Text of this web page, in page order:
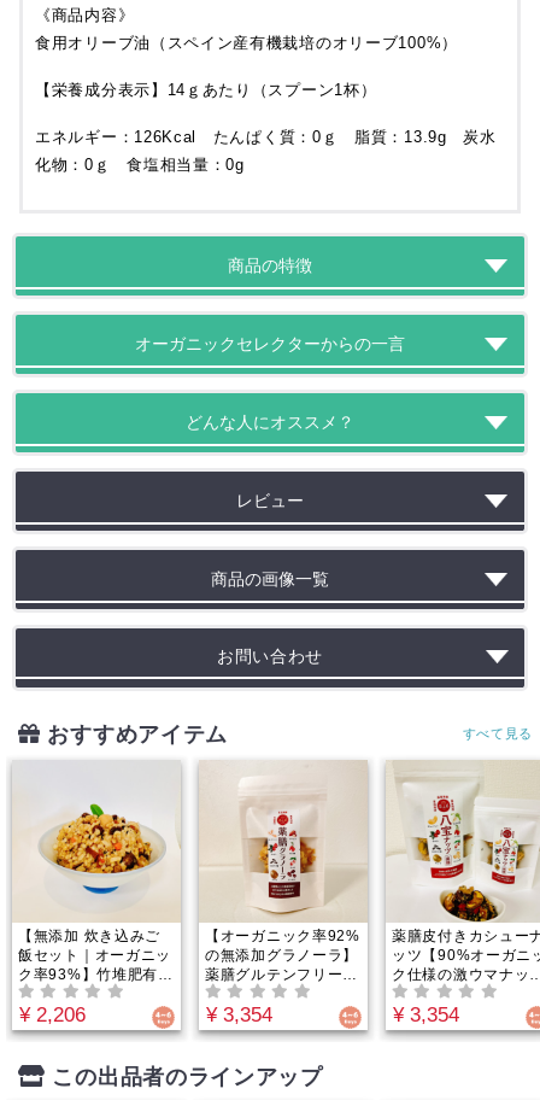
《商品内容》
食用オリーブ油（スペイン産有機栽培のオリーブ100%）
【栄養成分表示】14ｇあたり（スプーン1杯）
エネルギー：126Kcal たんぱく質：0ｇ 脂質：13.9g 炭水
化物：0ｇ 食塩相当量：0g
商品の特徴
オーガニックセレクターからの一言
どんな人にオススメ？
レビュー
商品の画像一覧
お問い合わせ
おすすめアイテム すべて見る
【無添加 炊き込みご
飯セット｜オーガニッ
ク率93%】竹堆肥有機
栽培米と24種和漢の極
み養生炊き込み御膳キ
ット｜最高のご褒美御
水嶺米と中医薬膳師厳
選の和漢素材が融合。
¥ 2,206
【オーガニック率92%
の無添加グラノーラ】
薬膳グルテンフリーグ
ラノーラ｜罪悪感のな
いプチ朝食に。お口で
ほろほろ解ける贅沢な
使用・羅漢果の優しい
甘みで罪悪感ゼロ！
¥ 3,354
薬膳皮付きカシュー
ッツ【90%オーガニ
ク仕様の激ウマナッ
ツ】毎日一粒で心身
調える！白砂糖不使
用・羅漢果と甜菜糖
¥ 3,354
この出品者のラインアップ
表示価格からさらに
20% OFF
20％OFFクーポン
21:20:17:7
20％OFFクーポン
ログインして獲得
利用規約・注意事項
※この画面を間違えて閉じてしまった場合、あとでもう
一度確認したい場合は、画面右下のボタンをタップして